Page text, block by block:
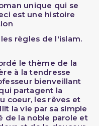
unique qui se
est une histoire
règles de l'islam.
le thème de la
à la tendresse
bienveillant
partagent la
coeur, les rêves et
la vie par sa simple
de la noble parole et